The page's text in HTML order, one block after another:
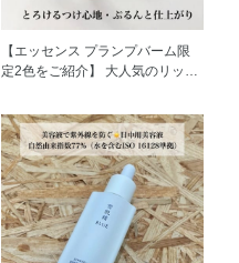
【エッセンス プランプバーム限
定2色をご紹介】 大人気のリップ
を持ち合わせたリップから限定色
が2色登場です🌟 フルーツミント
の香りと、スースーする清涼感が
とっても心地よいです🩵 どなた
でも付けやすい色ですが、実際に
試したところ RO681はお洒落感
が🆙するような印象の仕上がり
で、 PK882は多幸感が🆙するよ